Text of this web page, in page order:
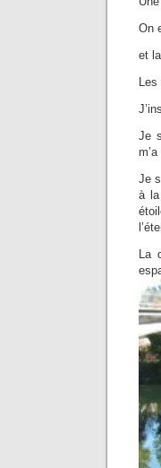
On
et
Je
Je
à
La